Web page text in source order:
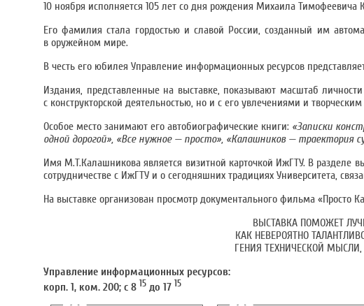
10 ноября исполняется 105 лет со дня рождения Михаила
Его фамилия стала гордостью и славой России, созданный им
в оружейном мире.
В честь его юбилея Управление информационных ресурсов
Издания, представленные на выставке, показывают масштаб
с конструкторской деятельностью, но и с его увлечениями и
Особое место занимают его автобиографические книги: «Записки
одной дорогой», «Все нужное — просто», «Калашников — траектория
Имя М.Т.Калашникова является визитной карточкой ИжГТУ. В разделе
сотрудничестве с ИжГТУ и о сегодняшних традициях Университета,
На выставке организован просмотр документального фильма «Просто
ВЫСТАВКА ПОМОЖЕТ
КАК НЕВЕРОЯТНО
ГЕНИЯ ТЕХНИЧЕСКОЙ
Управление информационных ресурсов:
корп. 1, ком. 200; с 8 15 до 17 15